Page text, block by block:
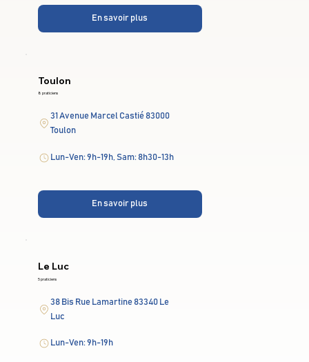
En savoir plus
Toulon
8 praticiens
31 Avenue Marcel Castié 83000
Toulon
Lun-Ven: 9h-19h, Sam: 8h30-13h
En savoir plus
Le Luc
5 praticiens
38 Bis Rue Lamartine 83340 Le
Luc
Lun-Ven: 9h-19h